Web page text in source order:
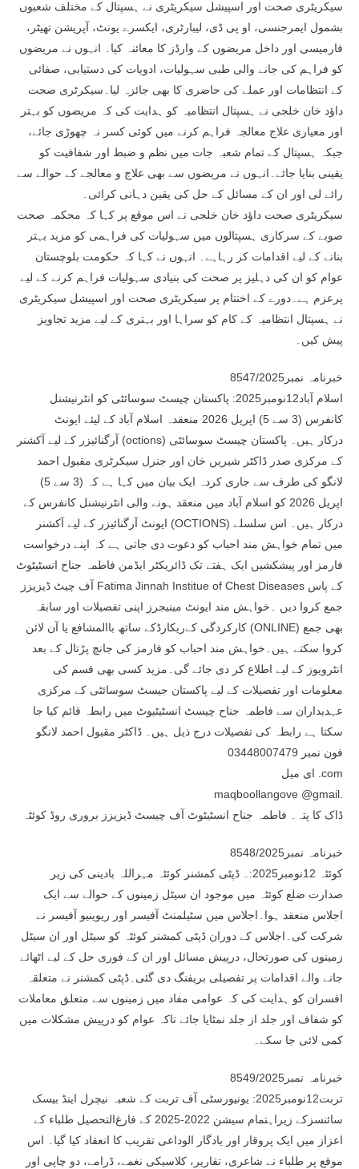
سیکریٹری صحت اور اسپیشل سیکریٹری نے ہسپتال کے مختلف شعبوں
بشمول ایمرجنسی، او پی ڈی، لیبارٹری، ایکسرے یونٹ، آپریشن تھیٹر،
فارمیسی اور داخل مریضوں کے وارڈز کا معائنہ کیا۔ انہوں نے مریضوں
کو فراہم کی جانے والی طبی سہولیات، ادویات کی دستیابی، صفائی
کے انتظامات اور عملے کی حاضری کا بھی جائزہ لیا۔سیکرٹری صحت
داؤد خان خلجی نے ہسپتال انتظامیہ کو ہدایت کی کہ مریضوں کو بہتر
اور معیاری علاج معالجہ فراہم کرنے میں کوئی کسر نہ چھوڑی جائے،
جبکہ ہسپتال کے تمام شعبہ جات میں نظم و ضبط اور شفافیت کو
یقینی بنایا جائے۔انہوں نے مریضوں سے بھی علاج و معالجے کے حوالے سے
رائے لی اور ان کے مسائل کے حل کی یقین دہانی کرائی۔
سیکریٹری صحت داؤد خان خلجی نے اس موقع پر کہا کہ محکمہ صحت
صوبے کے سرکاری ہسپتالوں میں سہولیات کی فراہمی کو مزید بہتر
بنانے کے لیے اقدامات کر رہاہے۔ انہوں نے کہا کہ حکومت بلوچستان
عوام کو ان کی دہلیز پر صحت کی بنیادی سہولیات فراہم کرنے کے لیے
پرعزم ہے۔دورے کے اختتام پر سیکریٹری صحت اور اسپیشل سیکریٹری
نے ہسپتال انتظامیہ کے کام کو سراہا اور بہتری کے لیے مزید تجاویز
پیش کیں۔
خبرنامہ نمبر8547/2025
اسلام آباد12نومبر2025: پاکستان چیسٹ سوسائٹی کو انٹرنیشنل
کانفرس (3 سے 5) اپریل 2026 منعقدہ اسلام آباد کے لیئے ایونٹ
آرگنائیزر کے لیے آکشنر (octions) درکار ہیں۔ پاکستان چیسٹ سوسائٹی
کے مرکزی صدر ڈاکٹر شیریں خان اور جنرل سیکرٹری مقبول احمد
لانگو کی طرف سے جاری کردہ ایک بیان میں کہا ہے کہ (3 سے 5)
اپریل 2026 کو اسلام آباد میں منعقد ہونے والی انٹرنیشنل کانفرس کے
ایونٹ آرگنائیزر کے لیے آکشنر (OCTIONS) درکار ہیں۔ اس سلسلے
میں تمام خواہش مند احباب کو دعوت دی جاتی ہے کہ اپنے درخواست
فارمز اور پیشکشیں ایک ہفتے تک ڈائریکٹر ایڈمن فاطمہ جناح انسٹیٹوٹ
آف چیٹ ڈیزیزز Fatima Jinnah Institue of Chest Diseases کے پاس
جمع کروا دیں ۔خواہش مند ایونٹ مینیجرز اپنی تفصیلات اور سابقہ
کارکردگی کےریکارڈکے ساتھ باالمشافع یا آن لائن (ONLINE) بھی جمع
کروا سکتے ہیں۔خواہش مند احباب کو فارمز کی جانچ پڑتال کے بعد
انٹرویوز کے لیے اطلاع کر دی جائے گی۔مزید کسی بھی قسم کی
معلومات اور تفصیلات کے لیے پاکستان جیسٹ سوسائٹی کے مرکزی
عہدیداران سے فاطمہ جناح چیسٹ انسٹیٹیوٹ میں رابطہ قائم کیا جا
سکتا ہے رابطہ کی تفصیلات درج ذیل ہیں۔ ڈاکٹر مقبول احمد لانگو
فون نمبر 03448007479
ای میل .com
maqboollangove @gmail.
ڈاک کا پتہ۔ فاطمہ جناح انسٹیٹوٹ آف چیسٹ ڈیزیزز بروری روڈ کوئٹہ
خبرنامہ نمبر8548/2025
کوئٹہ 12نومبر2025:۔ ڈپٹی کمشنر کوئٹہ مہراللہ بادینی کی زیر
صدارت ضلع کوئٹہ میں موجود ان سیٹل زمینوں کے حوالے سے ایک
اجلاس منعقد ہوا۔اجلاس میں سٹیلمنٹ آفیسر اور ریوینیو آفیسر نے
شرکت کی۔اجلاس کے دوران ڈپٹی کمشنر کوئٹہ کو سیٹل اور ان سیٹل
زمینوں کی صورتحال، درپیش مسائل اور ان کے فوری حل کے لیے اٹھائے
جانے والے اقدامات پر تفصیلی بریفنگ دی گئی۔ڈپٹی کمشنر نے متعلقہ
افسران کو ہدایت کی کہ عوامی مفاد میں زمینوں سے متعلق معاملات
کو شفاف اور جلد از جلد نمٹایا جائے تاکہ عوام کو درپیش مشکلات میں
کمی لائی جا سکے۔
خبرنامہ نمبر8549/2025
تربت12نومبر2025: یونیورسٹی آف تربت کے شعبہ نیچرل اینڈ بیسک
سائنسزکے زیراہتمام سیشن 2022-2025 کے فارغ‌التحصیل طلباء کے
اعزاز میں ایک پروقار اور یادگار الوداعی تقریب کا انعقاد کیا گیا۔ اس
موقع پر طلباء نے شاعری، تقاریر، کلاسیکی نغمے، ڈرامے، دو چاپی اور